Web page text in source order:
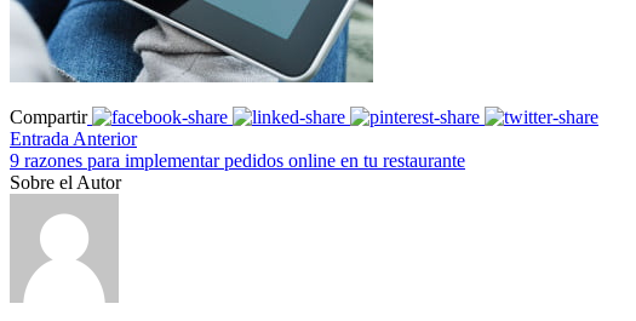
Compartir
Entrada Anterior
9 razones para implementar pedidos online en tu restaurante
Sobre el Autor